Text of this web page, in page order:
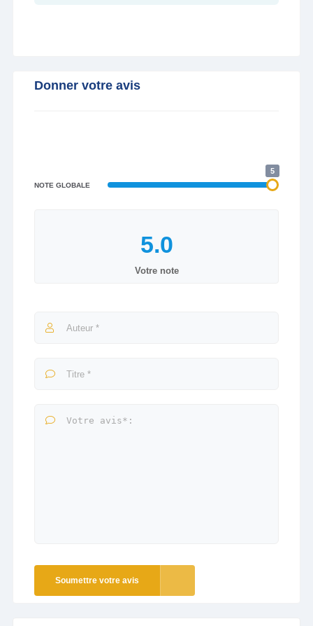
Donner votre avis
NOTE GLOBALE
5
Votre note
Soumettre votre avis